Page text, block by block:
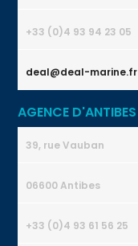
+33 (0)4 93 94 23 05
deal@deal-marine.fr
AGENCE D'ANTIBES
39, rue Vauban
06600 Antibes
+33 (0)4 93 61 56 25